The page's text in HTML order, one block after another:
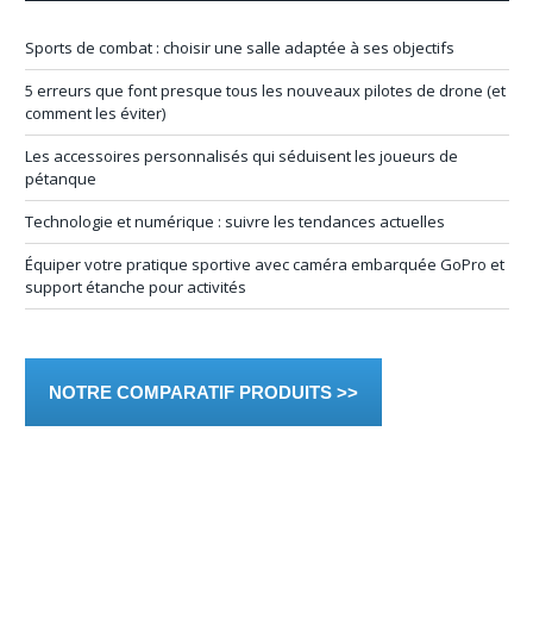
Sports de combat : choisir une salle adaptée à ses objectifs
5 erreurs que font presque tous les nouveaux pilotes de drone (et
comment les éviter)
Les accessoires personnalisés qui séduisent les joueurs de
pétanque
Technologie et numérique : suivre les tendances actuelles
Équiper votre pratique sportive avec caméra embarquée GoPro et
support étanche pour activités
NOTRE COMPARATIF PRODUITS >>